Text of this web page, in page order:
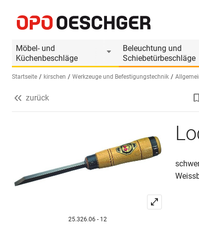
Möbel- und
Küchenbeschläge
Beleuchtung und
Schiebetürbeschläge
Sprache wählen (DE)
Startseite kirschen Werkzeuge und Befestigungstechnik
Produktinformationen
zurück
25.326.06 - 12